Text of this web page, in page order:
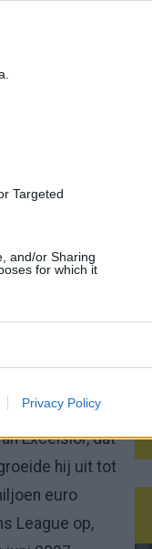
Targeted
and/or Sharing
for which it
Privacy Policy
en in de
passes op
De
bij PSV
van de
seizoen is
werd
van 27
geen 600
Excelsior, dat
hij uit tot
euro
League op,